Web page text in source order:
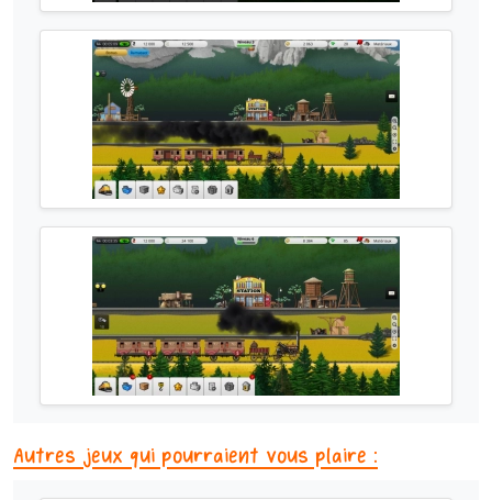
Autres jeux qui pourraient vous plaire :